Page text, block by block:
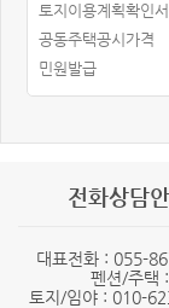
토지이용계획확인서
공동주택공시가격
민원발급
전화상담
대표전화 : 055-
펜션/주택 :
토지/임야 : 010-